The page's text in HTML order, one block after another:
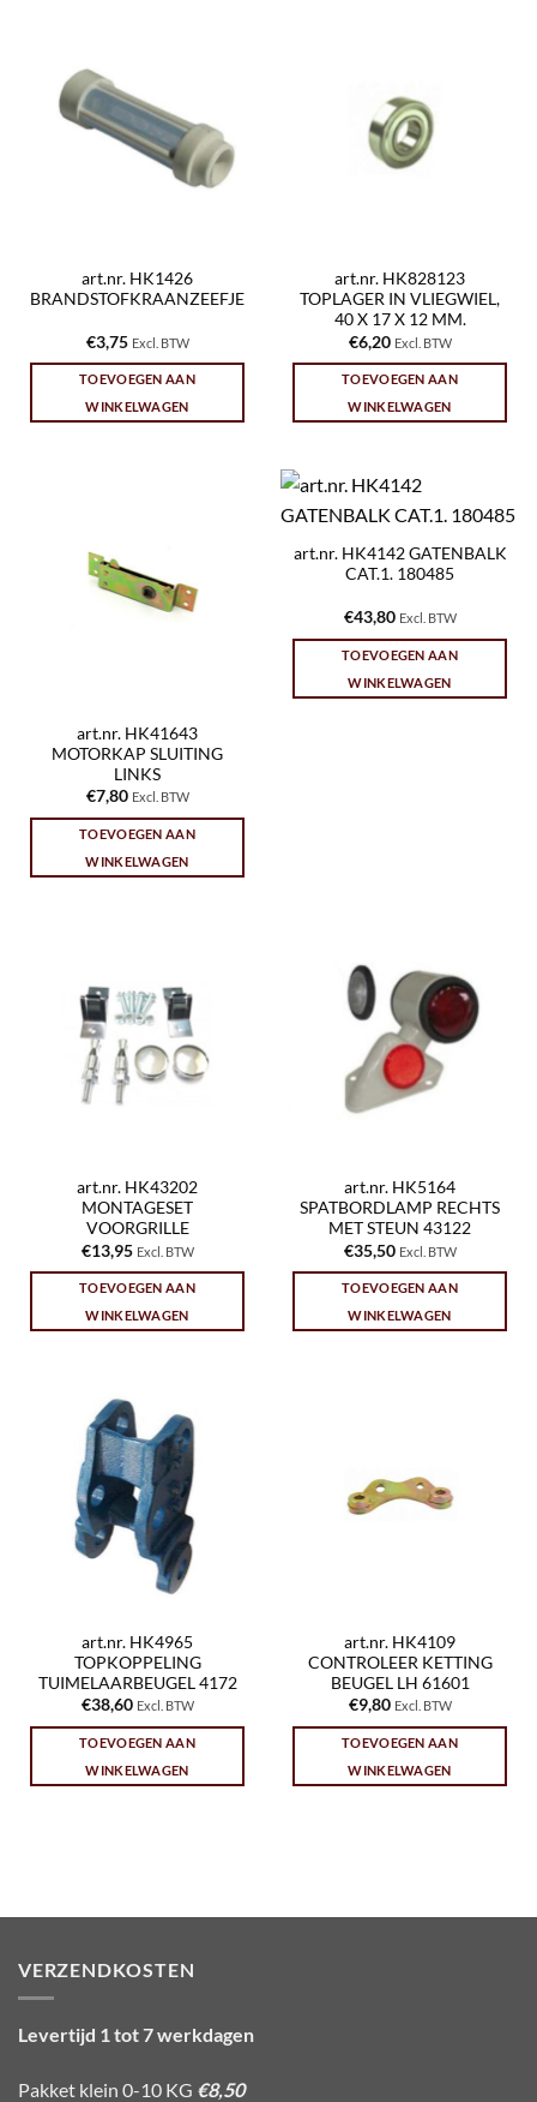
art.nr. HK1426
BRANDSTOFKRAANZEEFJE
€3,75 Excl. BTW
TOEVOEGEN AAN
WINKELWAGEN
art.nr. HK828123
TOPLAGER IN VLIEGWIEL,
40 X 17 X 12 MM.
€6,20 Excl. BTW
TOEVOEGEN AAN
WINKELWAGEN
art.nr. HK41643
MOTORKAP SLUITING
LINKS
€7,80 Excl. BTW
TOEVOEGEN AAN
WINKELWAGEN
art.nr. HK4142 GATENBALK
CAT.1. 180485
€43,80 Excl. BTW
TOEVOEGEN AAN
WINKELWAGEN
art.nr. HK43202
MONTAGESET
VOORGRILLE
€13,95 Excl. BTW
TOEVOEGEN AAN
WINKELWAGEN
art.nr. HK5164
SPATBORDLAMP RECHTS
MET STEUN 43122
€35,50 Excl. BTW
TOEVOEGEN AAN
WINKELWAGEN
art.nr. HK4965
TOPKOPPELING
TUIMELAARBEUGEL 4172
€38,60 Excl. BTW
TOEVOEGEN AAN
WINKELWAGEN
art.nr. HK4109
CONTROLEER KETTING
BEUGEL LH 61601
€9,80 Excl. BTW
TOEVOEGEN AAN
WINKELWAGEN
VERZENDKOSTEN
Levertijd 1 tot 7 werkdagen
Pakket klein 0-10 KG €8,50